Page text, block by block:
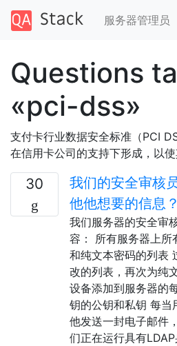
服务器管理员
Questions
«pci-dss»
支付卡行业数据安全标准（PCI
在信用卡公司的支持下形成，以使
30
我们的安全审核
他他想要的信息？
我们服务器的安全审
容： 所有服务器上所
和纯文本密码的列表
改的列表，再次为纯
设备添加到服务器的
钥的公钥和私钥 每当
他发送一封电子邮件
们正在运行具有